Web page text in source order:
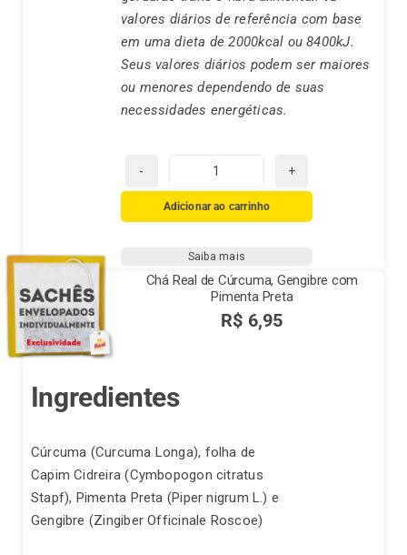
valores diários de referência com base
em uma dieta de 2000kcal ou 8400kJ.
Seus valores diários podem ser maiores
ou menores dependendo de suas
necessidades energéticas.
Chá
Real
Maçã
com
Canela
e
Hibisco
Adicionar ao carrinho
Saiba mais
Chá Real de Cúrcuma, Gengibre com
Pimenta Preta
R$ 6,95
Ingredientes
Cúrcuma (Curcuma Longa), folha de
Capim Cidreira (Cymbopogon citratus
Stapf), Pimenta Preta (Piper nigrum L.) e
Gengibre (Zingiber Officinale Roscoe)